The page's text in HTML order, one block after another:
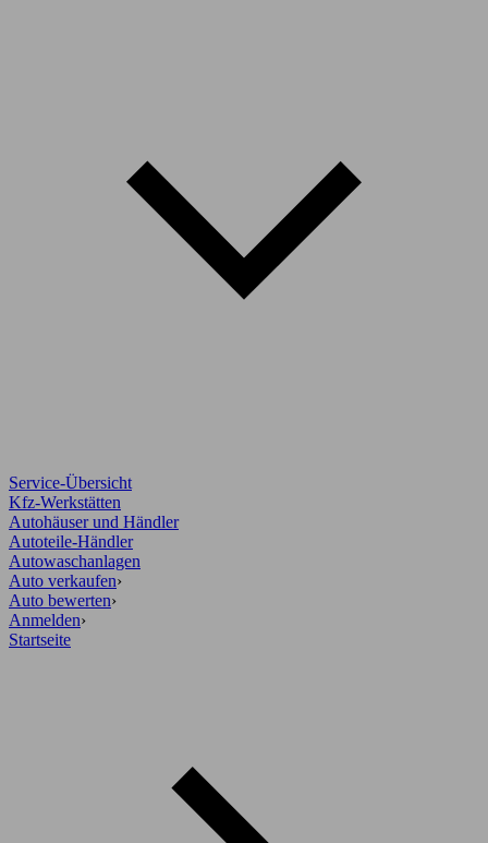
Service-Übersicht
Kfz-Werkstätten
Autohäuser und Händler
Autoteile-Händler
Autowaschanlagen
Auto verkaufen›
Auto bewerten›
Anmelden›
Startseite